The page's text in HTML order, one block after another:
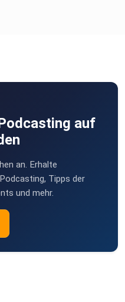
auf
an. Erhalte
Tipps der
und mehr.